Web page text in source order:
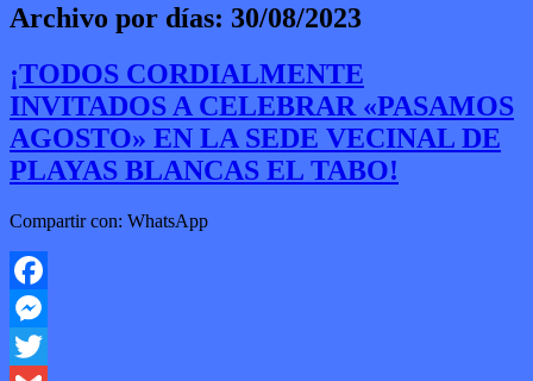
Archivo por días: 30/08/2023
¡TODOS CORDIALMENTE
INVITADOS A CELEBRAR «PASAMOS
AGOSTO» EN LA SEDE VECINAL DE
PLAYAS BLANCAS EL TABO!
Compartir con: WhatsApp
Facebook
Messenger